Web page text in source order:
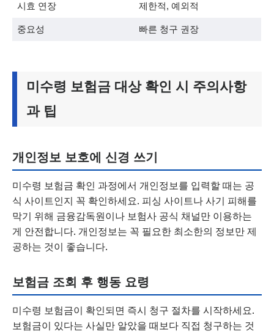
시효 연장 제한적, 예외적
중요성 빠른 청구 권장
미수령 보험금 대상 확인 시 주의사항
과 팁
개인정보 보호에 신경 쓰기
미수령 보험금 확인 과정에서 개인정보를 입력할 때는 공
식 사이트인지 꼭 확인하세요. 피싱 사이트나 사기 피해를
막기 위해 금융감독원이나 보험사 공식 채널만 이용하는
게 안전합니다. 개인정보는 꼭 필요한 최소한의 정보만 제
공하는 것이 좋습니다.
보험금 조회 후 행동 요령
미수령 보험금이 확인되면 즉시 청구 절차를 시작하세요.
보험금이 있다는 사실만 알았을 때보다 직접 청구하는 것